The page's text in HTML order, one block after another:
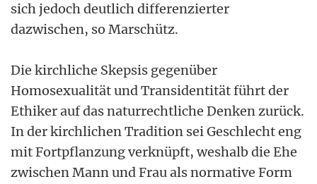
sich jedoch deutlich differenzierter
dazwischen, so Marschütz.
Die kirchliche Skepsis gegenüber
Homosexualität und Transidentität führt der
Ethiker auf das naturrechtliche Denken zurück.
In der kirchlichen Tradition sei Geschlecht eng
mit Fortpflanzung verknüpft, weshalb die Ehe
zwischen Mann und Frau als normative Form